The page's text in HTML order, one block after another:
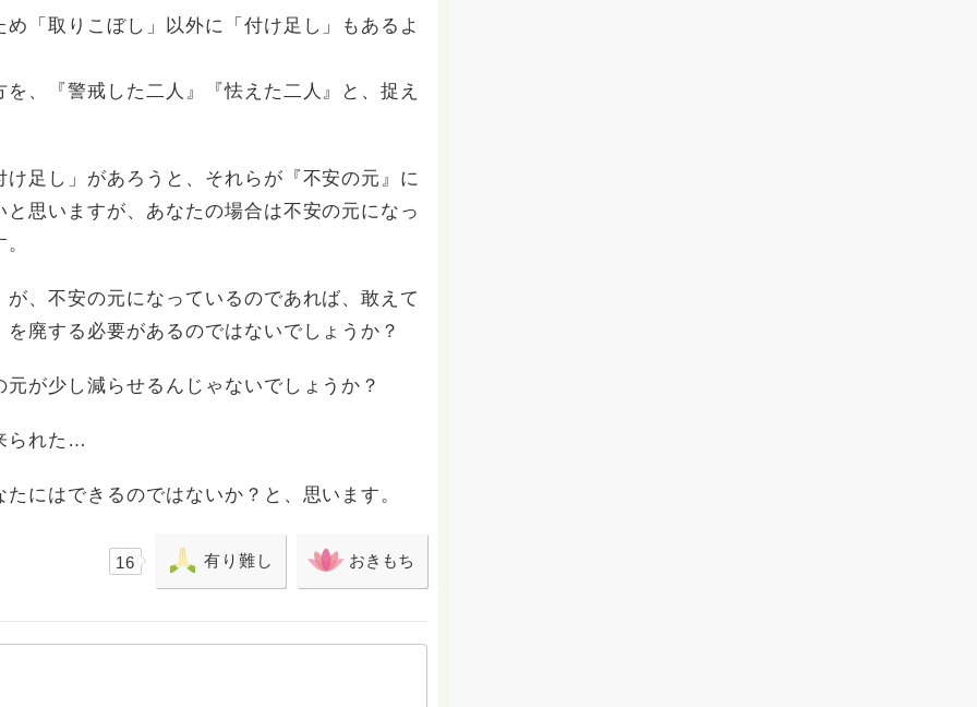
「取りこぼし」以外に「付け足し」もあるよ
、『警戒した二人』『怯えた二人』と、捉え
足し」があろうと、それらが『不安の元』に
思いますが、あなたの場合は不安の元になっ
、不安の元になっているのであれば、敢えて
廃する必要があるのではないでしょうか？
が少し減らせるんじゃないでしょうか？
られた…
にはできるのではないか？と、思います。
16 有り難し おきもち